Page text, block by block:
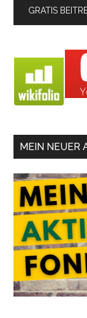
MEIN NEUER